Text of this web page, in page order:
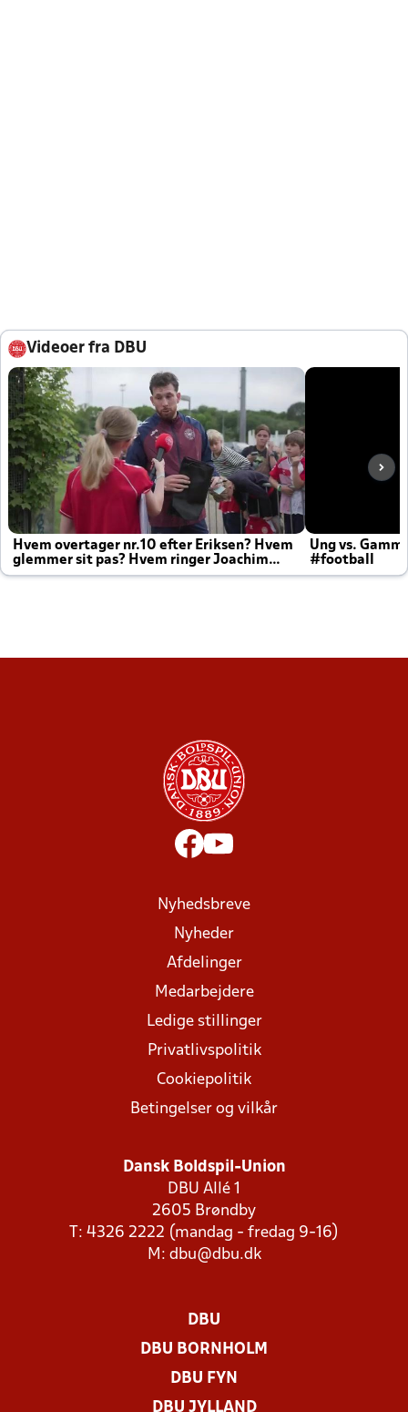
Videoer fra DBU
Hvem overtager nr.10 efter Eriksen? Hvem
glemmer sit pas? Hvem ringer Joachim
altid til efter kampe?
Ung vs.
#football
Nyhedsbreve
Nyheder
Afdelinger
Medarbejdere
Ledige stillinger
Privatlivspolitik
Cookiepolitik
Betingelser og vilkår
Dansk Boldspil-Union
DBU Allé 1
2605 Brøndby
T: 4326 2222 (mandag - fredag 9-16)
M: dbu@dbu.dk
DBU
DBU BORNHOLM
DBU FYN
DBU JYLLAND